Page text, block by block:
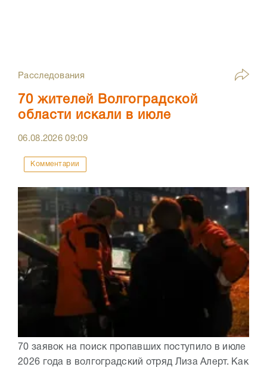
Расследования
70 жителей Волгоградской
области искали в июле
06.08.202609:09
Комментарии
70 заявок на поиск пропавших поступило в июле
2026 года в волгоградский отряд Лиза Алерт. Как